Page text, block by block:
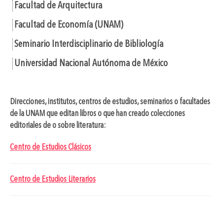
Facultad de Arquitectura
Facultad de Economía (UNAM)
Seminario Interdisciplinario de Bibliología
Universidad Nacional Autónoma de México
Direcciones, institutos, centros de estudios, seminarios o facultades
de la UNAM que editan libros o que han creado colecciones
editoriales de o sobre literatura:
Centro de Estudios Clásicos
Centro de Estudios Literarios